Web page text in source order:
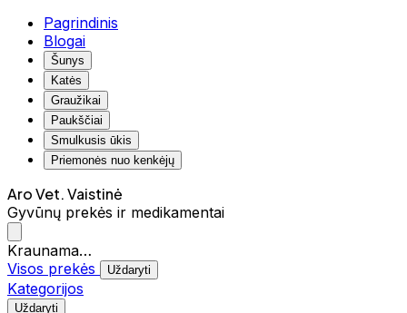
Pagrindinis
Blogai
Šunys
Katės
Graužikai
Paukščiai
Smulkusis ūkis
Priemonės nuo kenkėjų
Aro Vet. Vaistinė
Gyvūnų prekės ir medikamentai
Kraunama…
Visos prekės
Uždaryti
Kategorijos
Uždaryti